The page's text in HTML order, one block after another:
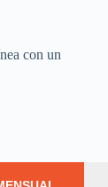
con un